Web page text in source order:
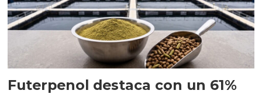
Futerpenol destaca con un 61%